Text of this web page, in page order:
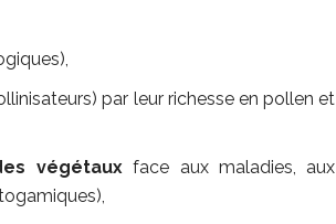
par leur richesse en pollen et
végétauxface aux maladies, aux